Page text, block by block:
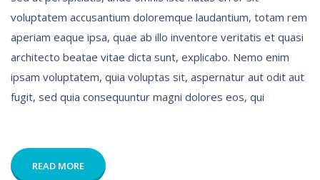
voluptatem accusantium doloremque laudantium, totam rem
aperiam eaque ipsa, quae ab illo inventore veritatis et quasi
architecto beatae vitae dicta sunt, explicabo. Nemo enim
ipsam voluptatem, quia voluptas sit, aspernatur aut odit aut
fugit, sed quia consequuntur magni dolores eos, qui
READ MORE